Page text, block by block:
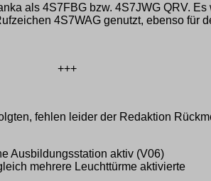
als 4S7FBG bzw. 4S7JWG QRV.
4S7WAG genutzt, ebenso für
+++
fehlen leider der Redaktion
Ausbildungsstation aktiv (V06)
mehrere Leuchttürme aktivierte